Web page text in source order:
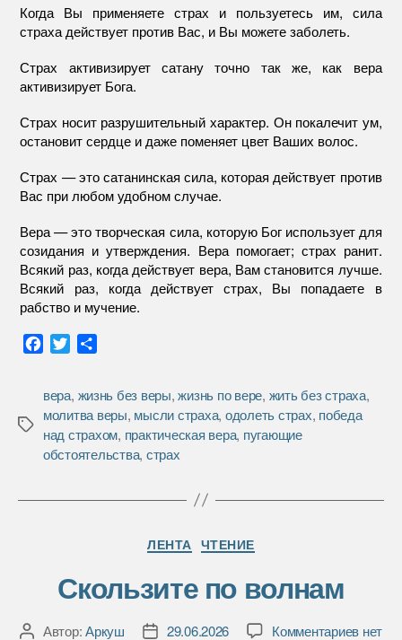
Когда Вы применяете страх и пользуетесь им, сила
страха действует против Вас, и Вы можете заболеть.
Страх активизирует сатану точно так же, как вера
активизирует Бога.
Страх носит разрушительный характер. Он покалечит ум,
остановит сердце и даже поменяет цвет Ваших волос.
Страх — это сатанинская сила, которая действует против
Вас при любом удобном случае.
Вера — это творческая сила, которую Бог использует для
созидания и утверждения. Вера помогает; страх ранит.
Всякий раз, когда действует вера, Вам становится лучше.
Всякий раз, когда действует страх, Вы попадаете в
рабство и мучение.
e
b
o
o
t
t
e
r
р
а
в
и
ь
Метки
вера, жизнь без веры,жизнь по вере, жить без страха,
молитва веры, мысли страха, одолеть страх, победа
над страхом, практическая вера, пугающие
обстоятельства, страх
Рубрики
ЛЕНТА ЧТЕНИЕ
Скользите по волнам
АвторАвтор:Аркуш
Дата29.06.2026 Комментариевкнет